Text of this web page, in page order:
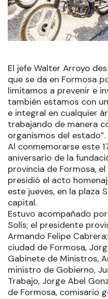
El jefe Walter Arroyo
que se da en Formosa
limitamos a prevenir e
también estamos con
e integral en cualquier
trabajando de manera
organismos del estado”.
Al conmemorarse este
aniversario de la
provincia de Formosa,
presidió el acto
este jueves, en la plaza
capital.
Estuvo acompañado
Solís; el presidente
Armando Felipe
ciudad de Formosa,
Gabinete de Ministros,
ministro de Gobierno,
Trabajo, Jorge Abel
de Formosa, comisario